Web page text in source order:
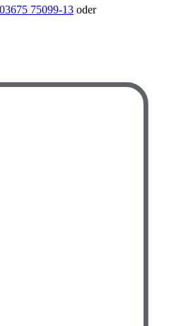
03675 75099-13 oder